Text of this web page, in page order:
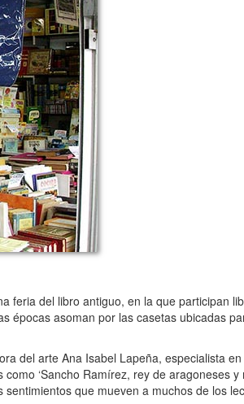
feria del libro antiguo, en la que participan
épocas asoman por las casetas ubicadas
del arte Ana Isabel Lapeña, especialista
‘Sancho Ramírez, rey de aragoneses y
que mueven a muchos de los